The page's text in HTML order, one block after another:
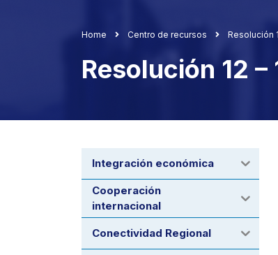
Home Centro de recursos Resolución
Resolución 12 –
Integración económica
Cooperación
internacional
Conectividad Regional